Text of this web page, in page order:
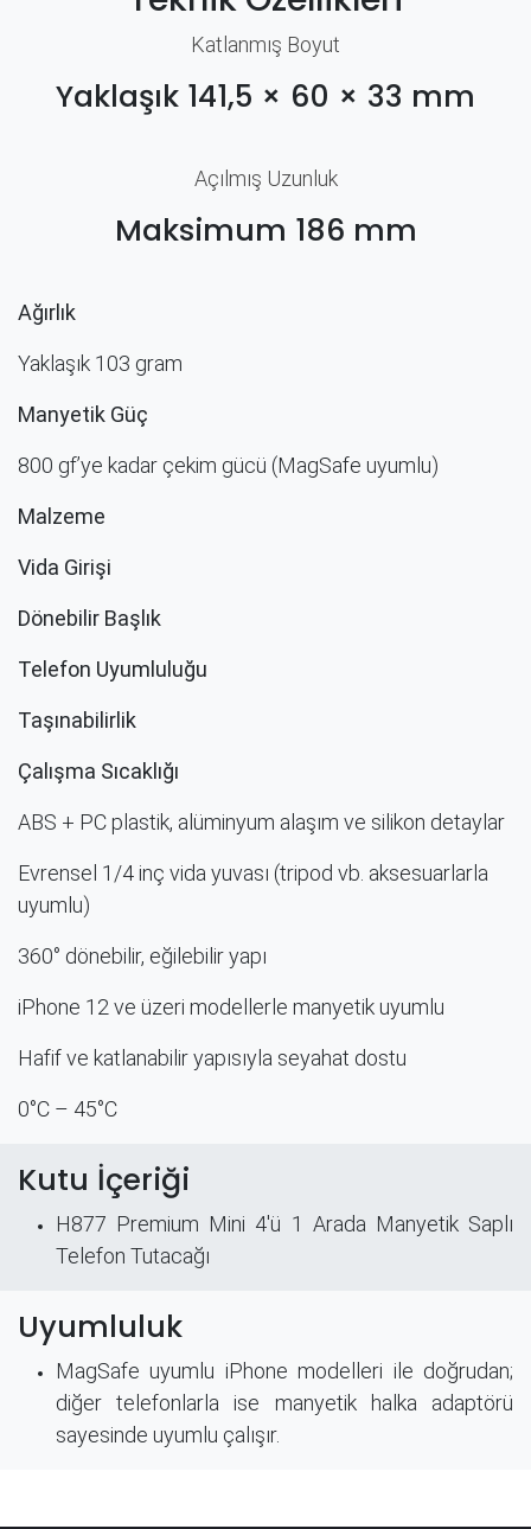
Katlanmış Boyut
Yaklaşık 141,5 × 60 × 33 mm
Açılmış Uzunluk
Maksimum 186 mm
Ağırlık
Yaklaşık 103 gram
Manyetik Güç
800 gf’ye kadar çekim gücü (MagSafe uyumlu)
Malzeme
Vida Girişi
Dönebilir Başlık
Telefon Uyumluluğu
Taşınabilirlik
Çalışma Sıcaklığı
ABS + PC plastik, alüminyum alaşım ve silikon detaylar
Evrensel 1/4 inç vida yuvası (tripod vb. aksesuarlarla
uyumlu)
360° dönebilir, eğilebilir yapı
iPhone 12 ve üzeri modellerle manyetik uyumlu
Hafif ve katlanabilir yapısıyla seyahat dostu
0°C – 45°C​
Kutu İçeriği
H877 Premium Mini 4'ü 1 Arada Manyetik Saplı
Telefon Tutacağı
Uyumluluk
MagSafe uyumlu iPhone modelleri ile doğrudan;
diğer telefonlarla ise manyetik halka adaptörü
sayesinde uyumlu çalışır.